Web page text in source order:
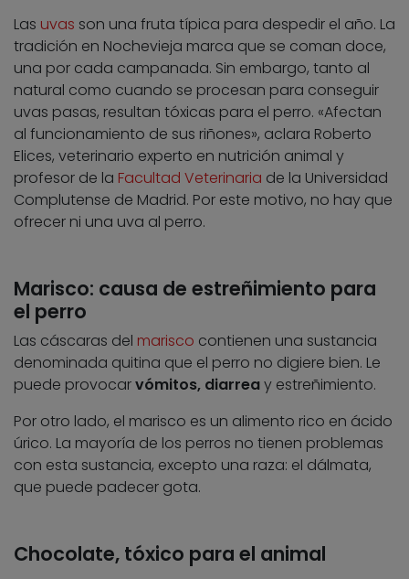
Las uvas son una fruta típica para despedir el año. La
tradición en Nochevieja marca que se coman doce,
una por cada campanada. Sin embargo, tanto al
natural como cuando se procesan para conseguir
uvas pasas, resultan tóxicas para el perro. «Afectan
al funcionamiento de sus riñones», aclara Roberto
Elices, veterinario experto en nutrición animal y
profesor de la Facultad Veterinaria de la Universidad
Complutense de Madrid. Por este motivo, no hay que
ofrecer ni una uva al perro.
Marisco: causa de estreñimiento para
el perro
Las cáscaras del marisco contienen una sustancia
denominada quitina que el perro no digiere bien. Le
puede provocarvómitos, diarreay estreñimiento.
Por otro lado, el marisco es un alimento rico en ácido
úrico. La mayoría de los perros no tienen problemas
con esta sustancia, excepto una raza: el dálmata,
que puede padecer gota.
Chocolate, tóxico para el animal